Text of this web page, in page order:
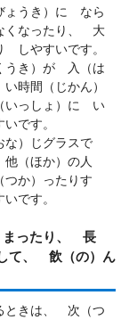
うき）に なら
くなったり、 大
しやすいです。
うき）が 入（は
時間（じかん）
いっしょ）に い
です。
）じグラスで
（ほか）の人
か）ったりす
です。
まったり、 長
て、 飲（の）ん
ときは、 次（つ